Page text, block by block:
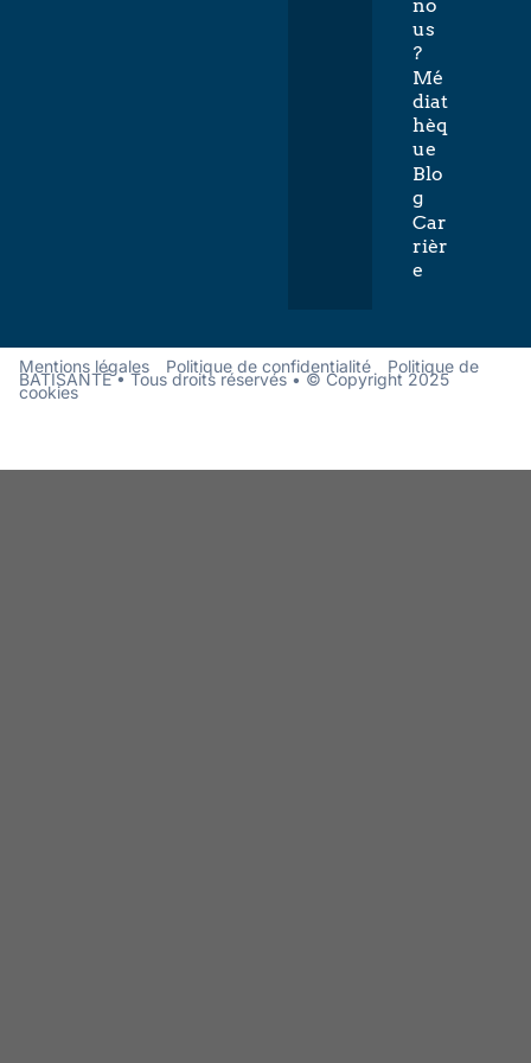
no
us
?
Mé
diat
hèq
ue
Blo
g
Car
rièr
e
BATISANTÉ • Tous droits réservés • © Copyright 2025
Mentions légales Politique de confidentialité
Politique de
cookies